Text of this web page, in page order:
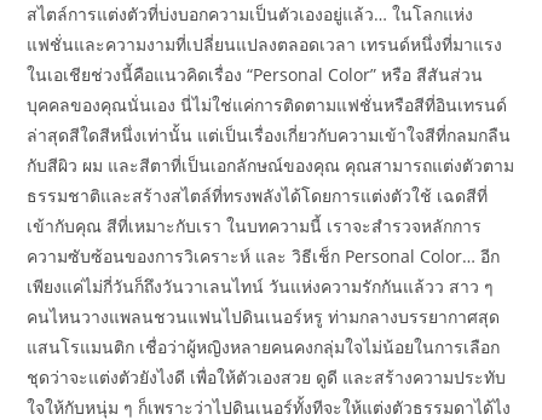
สไตล์การแต่งตัวที่บ่งบอกความเป็นตัวเองอยู่แล้ว… ในโลกแห่ง
แฟชั่นและความงามที่เปลี่ยนแปลงตลอดเวลา เทรนด์หนึ่งที่มาแรง
ในเอเชียช่วงนี้คือแนวคิดเรื่อง “Personal Color” หรือ สีสันส่วน
บุคคลของคุณนั่นเอง นี่ไม่ใช่แค่การติดตามแฟชั่นหรือสีที่อินเทรนด์
ล่าสุดสีใดสีหนึ่งเท่านั้น แต่เป็นเรื่องเกี่ยวกับความเข้าใจสีที่กลมกลืน
กับสีผิว ผม และสีตาที่เป็นเอกลักษณ์ของคุณ คุณสามารถแต่งตัวตาม
ธรรมชาติและสร้างสไตล์ที่ทรงพลังได้โดยการแต่งตัวใช้ เฉดสีที่
เข้ากับคุณ สีที่เหมาะกับเรา ในบทความนี้ เราจะสำรวจหลักการ
ความซับซ้อนของการวิเคราะห์ และ วิธีเช็ก Personal Color… อีก
เพียงแค่ไม่กี่วันก็ถึงวันวาเลนไทน์ วันแห่งความรักกันแล้วว สาว ๆ
คนไหนวางแพลนชวนแฟนไปดินเนอร์หรู ท่ามกลางบรรยากาศสุด
แสนโรแมนติก เชื่อว่าผู้หญิงหลายคนคงกลุ่มใจไม่น้อยในการเลือก
ชุดว่าจะแต่งตัวยังไงดี เพื่อให้ตัวเองสวย ดูดี และสร้างความประทับ
ใจให้กับหนุ่ม ๆ ก็เพราะว่าไปดินเนอร์ทั้งทีจะให้แต่งตัวธรรมดาได้ไง